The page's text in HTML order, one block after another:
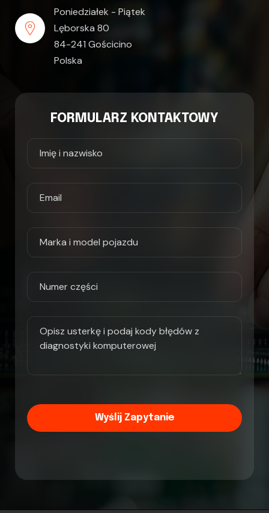
Poniedziałek - Piątek
Lęborska 80
84-241 Gościcino
Polska
FORMULARZ KONTAKTOWY
Wyślij Zapytanie